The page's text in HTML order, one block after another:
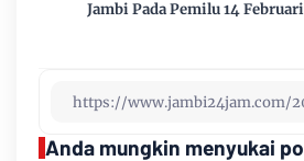
Jambi Pada Pemilu 14
Anda mungkin menyukai